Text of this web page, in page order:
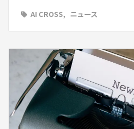
AI CROSS
ニュース